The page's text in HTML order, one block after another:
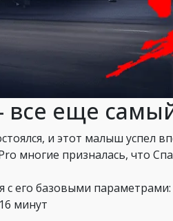
все еще
и этот малыш успел
многие призналась, что
с его базовыми параметрами:
минут